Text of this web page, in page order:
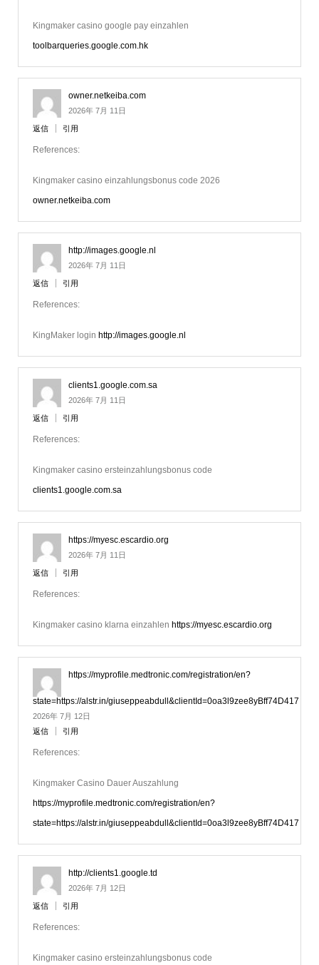
Kingmaker casino google pay einzahlen
toolbarqueries.google.com.hk
owner.netkeiba.com
2026年 7月 11日
返信 引用
References:
Kingmaker casino einzahlungsbonus code 2026
owner.netkeiba.com
http://images.google.nl
2026年 7月 11日
返信 引用
References:
KingMaker login http://images.google.nl
clients1.google.com.sa
2026年 7月 11日
返信 引用
References:
Kingmaker casino ersteinzahlungsbonus code
clients1.google.com.sa
https://myesc.escardio.org
2026年 7月 11日
返信 引用
References:
Kingmaker casino klarna einzahlen https://myesc.escardio.org
https://myprofile.medtronic.com/registration/en?
state=https://alstr.in/giuseppeabdull&clientId=0oa3l9zee8yBff74D417
2026年 7月 12日
返信
引用
References:
Kingmaker Casino Dauer Auszahlung
https://myprofile.medtronic.com/registration/en?
state=https://alstr.in/giuseppeabdull&clientId=0oa3l9zee8yBff74D417
http://clients1.google.td
2026年 7月 12日
返信 引用
References:
Kingmaker casino ersteinzahlungsbonus code